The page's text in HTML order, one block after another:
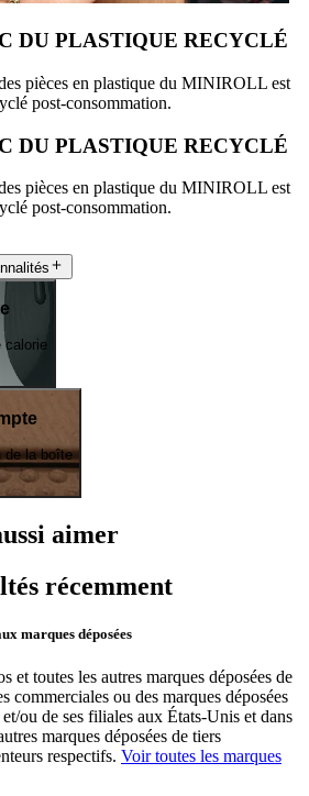
DU PLASTIQUE RECYCLÉ
pièces en plastique du MINIROLL est
post-consommation.
DU PLASTIQUE RECYCLÉ
pièces en plastique du MINIROLL est
post-consommation.
calorie
de la boîte
aimer
récemment
marques déposées
et toutes les autres marques déposées de
commerciales ou des marques déposées
ou de ses filiales aux États-Unis et dans
marques déposées de tiers
respectifs. Voir toutes les marques